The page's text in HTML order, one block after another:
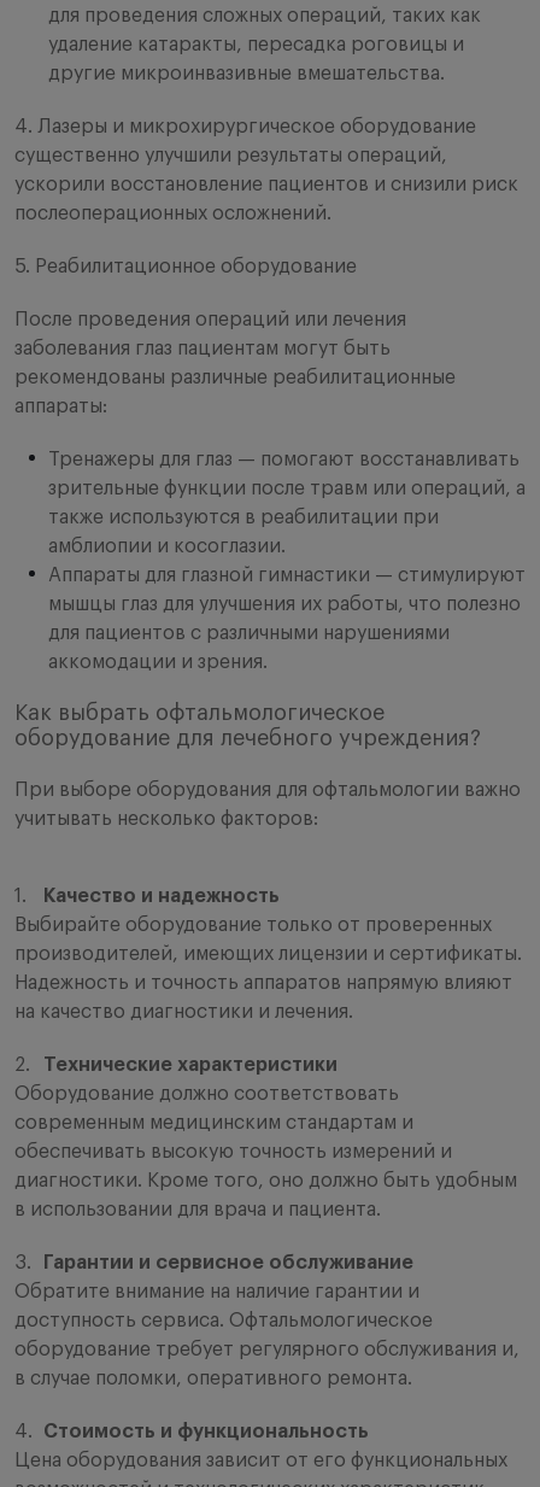
для проведения сложных операций, таких как
удаление катаракты, пересадка роговицы и
другие микроинвазивные вмешательства.
4. Лазеры и микрохирургическое оборудование
существенно улучшили результаты операций,
ускорили восстановление пациентов и снизили риск
послеоперационных осложнений.
5. Реабилитационное оборудование
После проведения операций или лечения
заболевания глаз пациентам могут быть
рекомендованы различные реабилитационные
аппараты:
Тренажеры для глаз — помогают восстанавливать
зрительные функции после травм или операций, а
также используются в реабилитации при
амблиопии и косоглазии.
Аппараты для глазной гимнастики — стимулируют
мышцы глаз для улучшения их работы, что полезно
для пациентов с различными нарушениями
аккомодации и зрения.
Как выбрать офтальмологическое
оборудование для лечебного учреждения?
При выборе оборудования для офтальмологии важно
учитывать несколько факторов:
Качество и надежность
Выбирайте оборудование только от проверенных
производителей, имеющих лицензии и сертификаты.
Надежность и точность аппаратов напрямую влияют
на качество диагностики и лечения.
Технические характеристики
Оборудование должно соответствовать
современным медицинским стандартам и
обеспечивать высокую точность измерений и
диагностики. Кроме того, оно должно быть удобным
в использовании для врача и пациента.
Гарантии и сервисное обслуживание
Обратите внимание на наличие гарантии и
доступность сервиса. Офтальмологическое
оборудование требует регулярного обслуживания и,
в случае поломки, оперативного ремонта.
Стоимость и функциональность
Цена оборудования зависит от его функциональных